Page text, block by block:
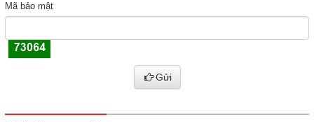
Mã bảo mật
Gửi